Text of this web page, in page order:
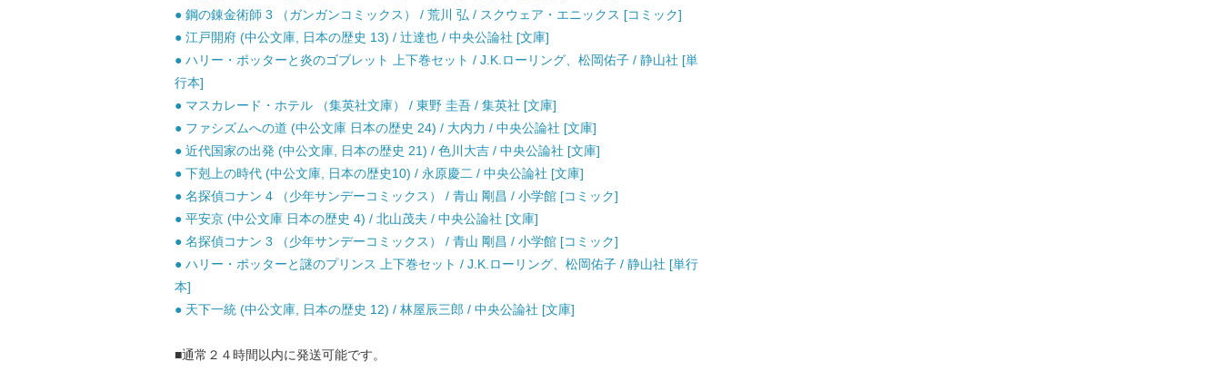
● 鋼の錬金術師 3 （ガンガンコミックス） / 荒川 弘 / スクウェア・エニックス [コミック]
● 江戸開府 (中公文庫, 日本の歴史 13) / 辻達也 / 中央公論社 [文庫]
● ハリー・ポッターと炎のゴブレット 上下巻セット / J.K.ローリング、松岡佑子 / 静山社 [単
行本]
● マスカレード・ホテル （集英社文庫） / 東野 圭吾 / 集英社 [文庫]
● ファシズムへの道 (中公文庫 日本の歴史 24) / 大内力 / 中央公論社 [文庫]
● 近代国家の出発 (中公文庫, 日本の歴史 21) / 色川大吉 / 中央公論社 [文庫]
● 下剋上の時代 (中公文庫, 日本の歴史10) / 永原慶二 / 中央公論社 [文庫]
● 名探偵コナン 4 （少年サンデーコミックス） / 青山 剛昌 / 小学館 [コミック]
● 平安京 (中公文庫 日本の歴史 4) / 北山茂夫 / 中央公論社 [文庫]
● 名探偵コナン 3 （少年サンデーコミックス） / 青山 剛昌 / 小学館 [コミック]
● ハリー・ポッターと謎のプリンス 上下巻セット / J.K.ローリング、松岡佑子 / 静山社 [単行
本]
● 天下一統 (中公文庫, 日本の歴史 12) / 林屋辰三郎 / 中央公論社 [文庫]
■通常２４時間以内に発送可能です。